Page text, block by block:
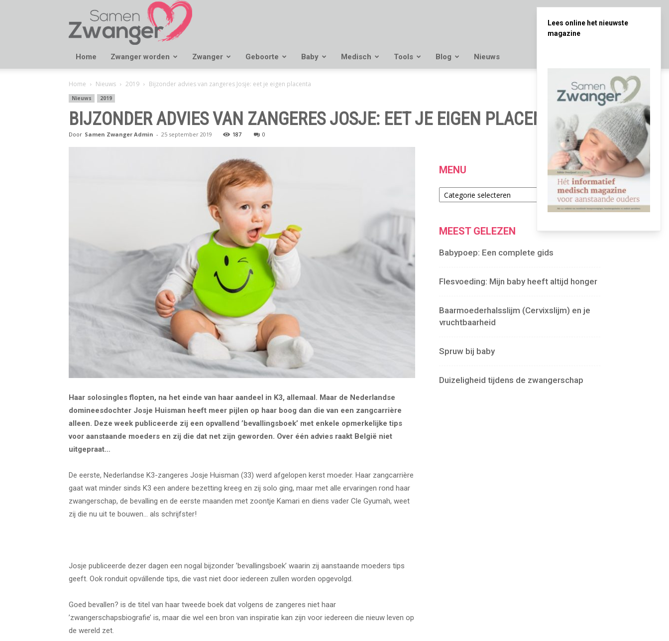
Samen
Zwanger
Home Zwanger worden Zwanger Geboorte Baby Medisch Tools Blog Nieuws
Home Nieuws 2019 Bijzonder advies van zangeres Josje: eet je eigen placenta
Nieuws 2019
BIJZONDER ADVIES VAN ZANGERES JOSJE: EET JE EIGEN PLACENTA
Door Samen Zwanger Admin - 25 september 2019 187 0
Haar solosingles flopten, na het einde van haar aandeel in K3, allemaal. Maar de Nederlandse
domineesdochter Josje Huisman heeft meer pijlen op haar boog dan die van een zangcarrière
alleen. Deze week publiceerde zij een opvallend ’bevallingsboek’ met enkele opmerkelijke tips
voor aanstaande moeders en zij die dat net zijn geworden. Over één advies raakt België niet
uitgepraat…
De eerste, Nederlandse K3-zangeres Josje Huisman (33) werd afgelopen kerst moeder. Haar zangcarrière
gaat wat minder sinds K3 een andere bezetting kreeg en zij solo ging, maar met alle ervaringen rond haar
zwangerschap, de bevalling en de eerste maanden met zoontje Kamari en diens vader Cle Gyumah, weet
zij die nu uit te bouwen… als schrijfster!
Josje publiceerde dezer dagen een nogal bijzonder ’bevallingsboek’ waarin zij aanstaande moeders tips
geeft. Ook ronduit opvállende tips, die vast niet door iedereen zullen worden opgevolgd.
Goed bevallen? is de titel van haar tweede boek dat volgens de zangeres niet haar
’zwangerschapsbiografie’ is, maar die wel een bron van inspiratie kan zijn voor iedereen die nieuw leven op
de wereld zet.
MENU
Menu
MEEST GELEZEN
Babypoep: Een complete gids
Flesvoeding: Mijn baby heeft altijd honger
Baarmoederhalsslijm (Cervixslijm) en je
vruchtbaarheid
Spruw bij baby
Duizeligheid tijdens de zwangerschap
Lees online het nieuwste
magazine